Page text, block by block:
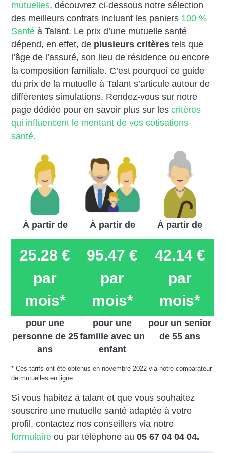
mutuelles, découvrez ci-dessous notre sélection
des meilleurs contrats incluant les paniers 100 %
Santé à Talant. Le prix d’une mutuelle santé
dépend, en effet, de plusieurs critèrestels que
l’âge de l’assuré, son lieu de résidence ou encore
la composition familiale. C’est pourquoi ce guide
du prix de la mutuelle à Talant s’articule autour de
différentes simulations. Rendez-vous sur notre
page dédiée pour en savoir plus sur lescritères
qui influencent le montant de vos cotisations
santé.
À partir de
25.28 €
par
mois*
pour une
personne de 25
ans
À partir de
95.47 €
par
mois*
pour une
famille avec un
enfant
À partir de
42.14 €
par
mois*
pour un senior
de 55 ans
* Ces tarifs ont été obtenus en novembre 2022 via notre comparateur
de mutuelles en ligne.
Si vous habitez à talant et que vous souhaitez
souscrire une mutuelle santé adaptée à votre
profil, contactez nos conseillers via notre
formulaire ou par téléphone au05 67 04 04 04.